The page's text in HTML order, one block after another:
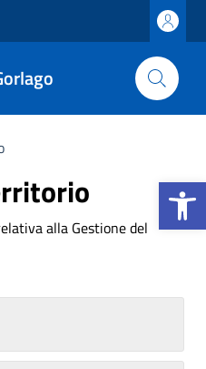
Apri la
alla Gestione del